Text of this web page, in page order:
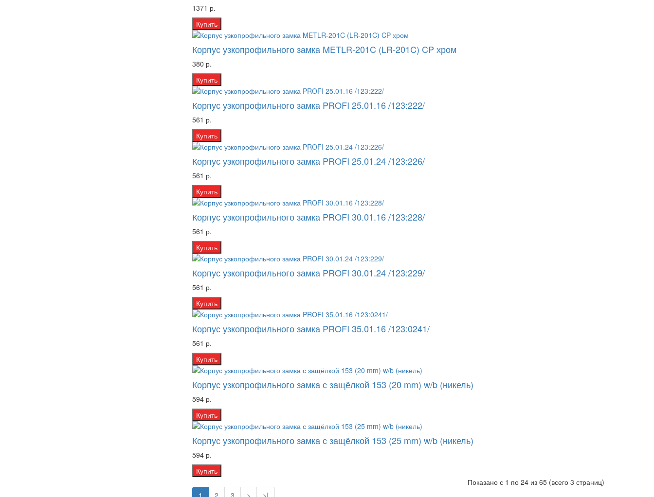
1371 р.
Купить
Корпус узкопрофильного замка METLR-201C (LR-201C) CP хром
380 р.
Купить
Корпус узкопрофильного замка PROFI 25.01.16 /123:222/
561 р.
Купить
Корпус узкопрофильного замка PROFI 25.01.24 /123:226/
561 р.
Купить
Корпус узкопрофильного замка PROFI 30.01.16 /123:228/
561 р.
Купить
Корпус узкопрофильного замка PROFI 30.01.24 /123:229/
561 р.
Купить
Корпус узкопрофильного замка PROFI 35.01.16 /123:0241/
561 р.
Купить
Корпус узкопрофильного замка с защёлкой 153 (20 mm) w/b (никель)
594 р.
Купить
Корпус узкопрофильного замка с защёлкой 153 (25 mm) w/b (никель)
594 р.
Купить
1 2 3 > >|
Показано с 1 по 24 из 65 (всего 3 страниц)